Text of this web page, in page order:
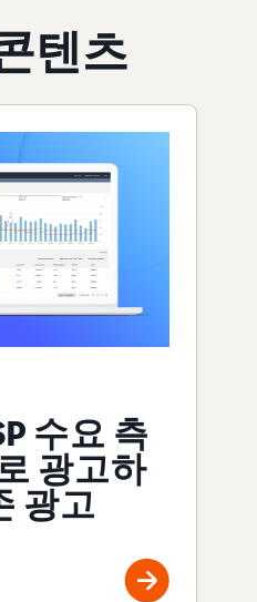
텐츠
수요 측
광고하
광고